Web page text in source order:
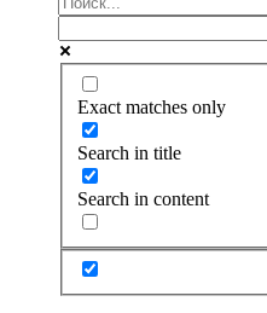
Exact matches only
Search in title
Search in content